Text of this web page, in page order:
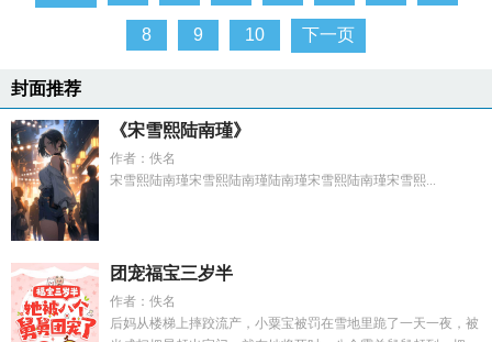
8 9 10 下一页
封面推荐
《宋雪熙陆南瑾》
作者：佚名
宋雪熙陆南瑾宋雪熙陆南瑾陆南瑾宋雪熙陆南瑾宋雪熙...
团宠福宝三岁半
作者：佚名
后妈从楼梯上摔跤流产，小粟宝被罚在雪地里跪了一天一夜，被